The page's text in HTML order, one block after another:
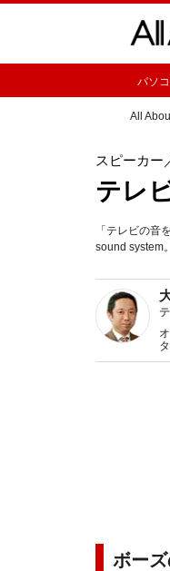
パソ
All
スピーカー
テレ
「テレビの
sound system
ボー